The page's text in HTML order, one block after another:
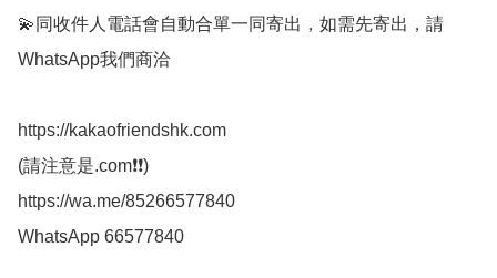
💫同收件人電話會自動合單一同寄出，如需先寄出，請
WhatsApp我們商洽
https://kakaofriendshk.com
(請注意是.com❗❗)
https://wa.me/85266577840
WhatsApp 66577840